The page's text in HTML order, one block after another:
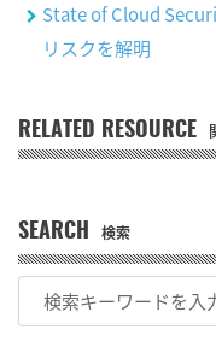
SEARCH 検索
State of Cloud
リスクを解明
RELATED RESOURCE